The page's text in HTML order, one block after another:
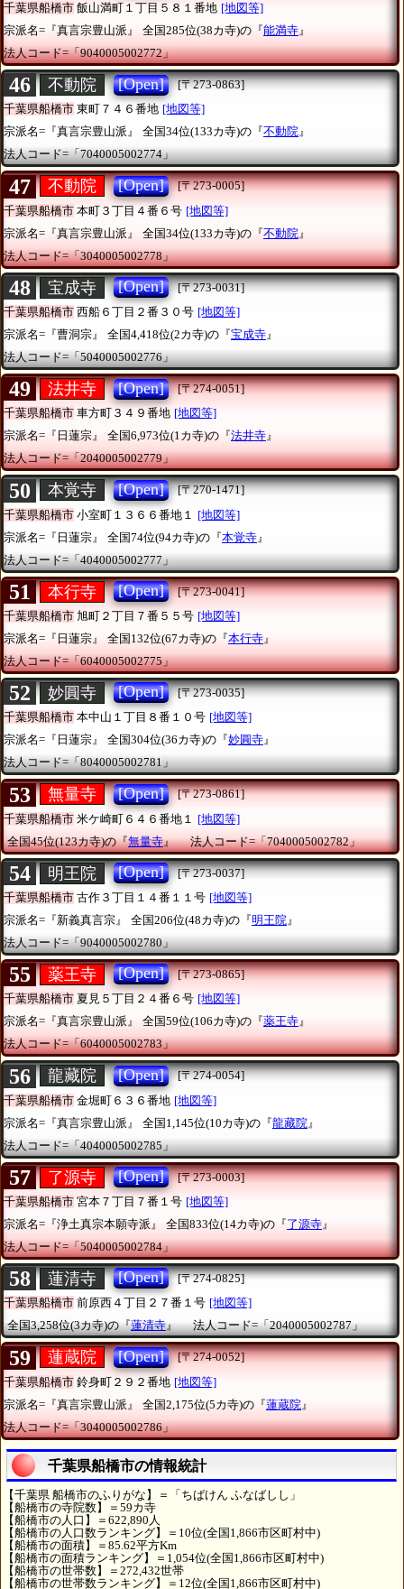
千葉県船橋市 飯山満町１丁目５８１番地 [地図等]
宗派名=『真言宗豊山派』
全国285位(38カ寺)の『能満寺』
法人コード=「9040005002772」
46 不動院 [Open]
[〒273-0863]
千葉県船橋市 東町７４６番地 [地図等]
宗派名=『真言宗豊山派』
全国34位(133カ寺)の『不動院』
法人コード=「7040005002774」
47 不動院 [Open]
[〒273-0005]
千葉県船橋市 本町３丁目４番６号 [地図等]
宗派名=『真言宗豊山派』
全国34位(133カ寺)の『不動院 』
法人コード=「3040005002778」
48 宝成寺 [Open]
[〒273-0031]
千葉県船橋市 西船６丁目２番３０号 [地図等]
宗派名=『曹洞宗』
全国4,418位(2カ寺)の『宝成寺』
法人コード=「5040005002776」
49 法井寺 [Open]
[〒274-0051]
千葉県船橋市 車方町３４９番地 [地図等]
宗派名=『日蓮宗』
全国6,973位(1カ寺)の『法井寺』
法人コード=「2040005002779」
50 本覚寺 [Open]
[〒270-1471]
千葉県船橋市 小室町１３６６番地１
[地図等]
宗派名=『日蓮宗』
全国74位(94カ寺)の『本覚寺 』
法人コード=「4040005002777」
51 本行寺 [Open]
[〒273-0041]
千葉県船橋市 旭町２丁目７番５５号 [地図等]
宗派名=『日蓮宗』
全国132位(67カ寺)の『本行寺』
法人コード=「6040005002775」
52 妙圓寺 [Open]
[〒273-0035]
千葉県船橋市 本中山１丁目８番１０号 [地図等]
宗派名=『日蓮宗』
全国304位(36カ寺)の『妙圓寺』
法人コード=「8040005002781」
53 無量寺 [Open]
[〒273-0861]
千葉県船橋市 米ケ崎町６４６番地１
[地図等]
全国45位(123カ寺)の『無量寺』 法人コード=「7040005002782」
54 明王院 [Open]
[〒273-0037]
千葉県船橋市 古作３丁目１４番１１号 [地図等]
宗派名=『新義真言宗』
全国206位(48カ寺)の『明王院』
法人コード=「9040005002780」
55 薬王寺 [Open]
[〒273-0865]
千葉県船橋市 夏見５丁目２４番６号 [地図等]
宗派名=『真言宗豊山派』
全国59位(106カ寺)の『薬王寺』
法人コード=「6040005002783」
56 龍藏院 [Open]
[〒274-0054]
千葉県船橋市 金堀町６３６番地 [地図等]
宗派名=『真言宗豊山派』
全国1,145位(10カ寺)の『龍藏院 』
法人コード=「4040005002785」
57 了源寺 [Open]
[〒273-0003]
千葉県船橋市 宮本７丁目７番１号 [地図等]
宗派名=『浄土真宗本願寺派』
全国833位(14カ寺)の『了源寺』
法人コード=「5040005002784」
58 蓮清寺 [Open]
[〒274-0825]
千葉県船橋市 前原西４丁目２７番１号 [地図等]
全国3,258位(3カ寺)の『蓮清寺』 法人コード=「2040005002787」
59 蓮蔵院 [Open]
[〒274-0052]
千葉県船橋市 鈴身町２９２番地 [地図等]
宗派名=『真言宗豊山派』
全国2,175位(5カ寺)の『蓮蔵院 』
法人コード=「3040005002786」
千葉県船橋市の情報統計
【千葉県 船橋市のふりがな】＝「ちばけん ふなばしし」
【船橋市の寺院数】＝59カ寺
【船橋市の人口】＝622,890人
【船橋市の人口数ランキング】＝10位(全国1,866市区町村中)
【船橋市の面積】＝85.62平方Km
【船橋市の面積ランキング】＝1,054位(全国1,866市区町村中)
【船橋市の世帯数】＝272,432世帯
【船橋市の世帯数ランキング】＝12位(全国1,866市区町村中)